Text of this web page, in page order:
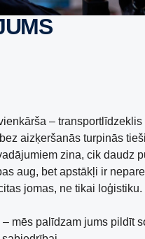
–
aizķeršanās turpinās
zina, cik daudz
aug, bet apstākļi ir
jomas, ne tikai loģistiku.
mēs palīdzam jums pildīt